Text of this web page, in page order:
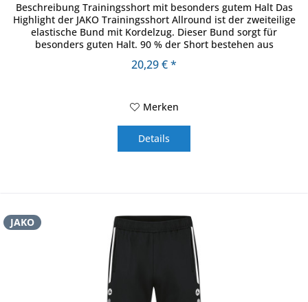
Beschreibung Trainingsshort mit besonders gutem Halt Das
Highlight der JAKO Trainingsshort Allround ist der zweiteilige
elastische Bund mit Kordelzug. Dieser Bund sorgt für
besonders guten Halt. 90 % der Short bestehen aus
20,29 € *
Merken
Details
JAKO